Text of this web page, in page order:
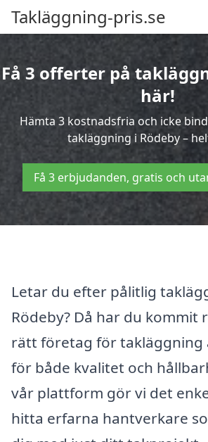
Takläggning-pris.se
Få 3 offerter på
här!
Hämta 3 kostnadsfria och icke
takläggning i Rödeby –
Få 3 erbjudanden, gratis och
Letar du efter pålitlig
Rödeby? Då har du kommit
rätt företag för takläggning
för både kvalitet och
vår plattform gör vi det
hitta erfarna hantverkare